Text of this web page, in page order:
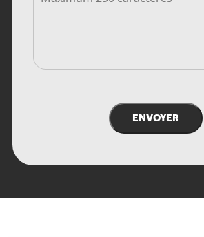
ENVOYER